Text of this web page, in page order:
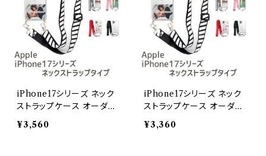
iPhone17シリーズ ネック
ストラップケース オーダー
メイドiPhone Air
¥3,560
iPhone17シリーズ ネック
ストラップケース オーダー
メイドiPhone17e
¥3,360